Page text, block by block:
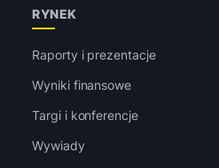
RYNEK
Raporty i prezentacje
Wyniki finansowe
Targi i konferencje
Wywiady